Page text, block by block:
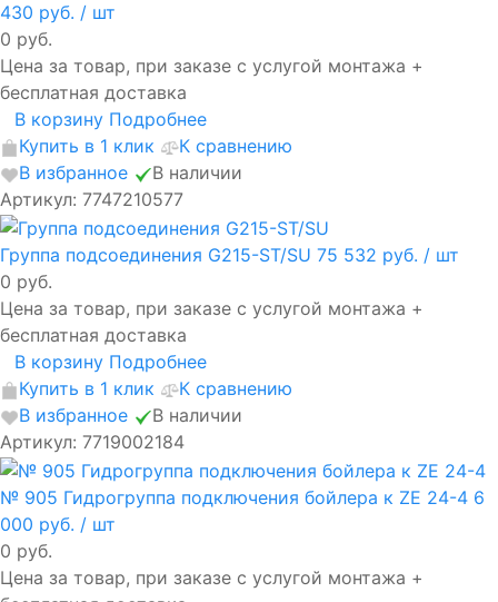
430 руб. / шт
0 руб.
Цена за товар, при заказе с услугой монтажа +
бесплатная доставка
В корзину Подробнее
Купить в 1 клик
К сравнению
В избранное
В наличии
Артикул: 7747210577
Группа подсоединения G215-ST/SU 75 532 руб. / шт
0 руб.
Цена за товар, при заказе с услугой монтажа +
бесплатная доставка
В корзину Подробнее
Купить в 1 клик
К сравнению
В избранное
В наличии
Артикул: 7719002184
№ 905 Гидрогруппа подключения бойлера к ZE 24-4 6
000 руб. / шт
0 руб.
Цена за товар, при заказе с услугой монтажа +